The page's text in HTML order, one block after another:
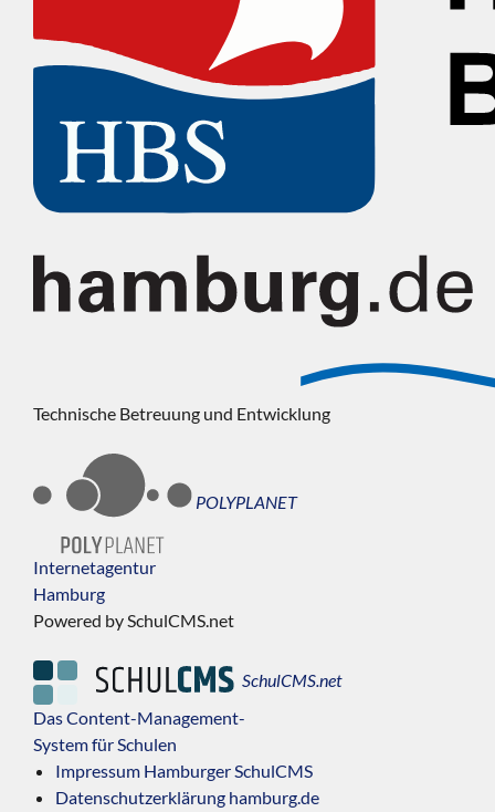
Technische Betreuung und Entwicklung
POLYPLANET
Internetagentur
Hamburg
Powered by SchulCMS.net
SchulCMS.net
Das Content-Management-
System für Schulen
Impressum Hamburger SchulCMS
Datenschutzerklärung hamburg.de